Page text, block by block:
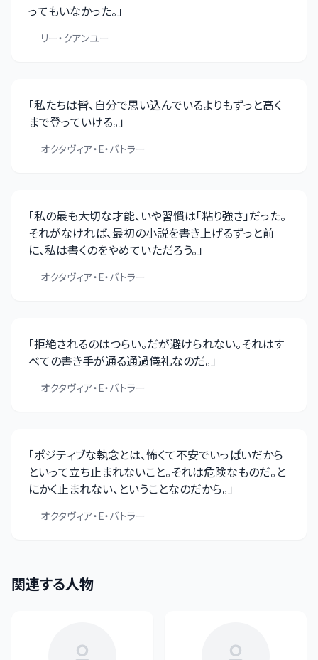
ってもいなかった。」
— リー・クアンユー
「私たちは皆、自分で思い込んでいるよりもずっと高く
まで登っていける。」
— オクタヴィア・E・バトラー
「私の最も大切な才能、いや習慣は「粘り強さ」だった。
それがなければ、最初の小説を書き上げるずっと前
に、私は書くのをやめていただろう。」
— オクタヴィア・E・バトラー
「拒絶されるのはつらい。だが避けられない。それはす
べての書き手が通る通過儀礼なのだ。」
— オクタヴィア・E・バトラー
「ポジティブな執念とは、怖くて不安でいっぱいだから
といって立ち止まれないこと。それは危険なものだ。と
にかく止まれない、ということなのだから。」
— オクタヴィア・E・バトラー
関連する人物